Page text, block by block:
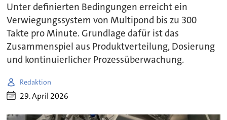
Unter definierten Bedingungen erreicht ein
Verwiegungssystem von Multipond bis zu 300
Takte pro Minute. Grundlage dafür ist das
Zusammenspiel aus Produktverteilung, Dosierung
und kontinuierlicher Prozessüberwachung.
Redaktion
29. April 2026